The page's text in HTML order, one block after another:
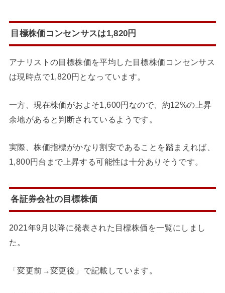
目標株価コンセンサスは1,820円
アナリストの目標株価を平均した目標株価コンセンサス
は現時点で1,820円となっています。
一方、現在株価がおよそ1,600円なので、約12%の上昇
余地があると判断されているようです。
実際、株価指標がかなり割安であることを踏まえれば、
1,800円台まで上昇する可能性は十分ありそうです。
各証券会社の目標株価
2021年9月以降に発表された目標株価を一覧にしまし
た。
「変更前→変更後」で記載しています。